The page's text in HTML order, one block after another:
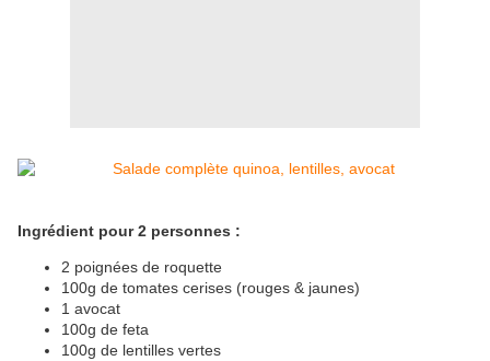
Ingrédient pour 2 personnes :
2 poignées de roquette
100g de tomates cerises (rouges & jaunes)
1 avocat
100g de feta
100g de lentilles vertes